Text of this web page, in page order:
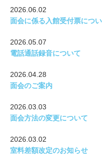
2026.06.02
面会に係る入館受付票につ
2026.05.07
電話通話録音について
2026.04.28
面会のご案内
2026.03.03
面会方法の変更について
2026.03.02
室料差額改定のお知らせ